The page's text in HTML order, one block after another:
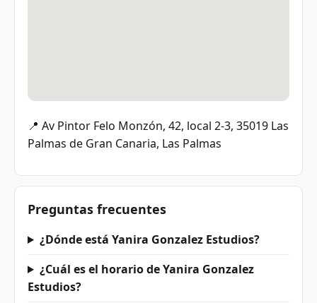
📍 Av Pintor Felo Monzón, 42, local 2-3, 35019 Las
Palmas de Gran Canaria, Las Palmas
Preguntas frecuentes
¿Dónde está Yanira Gonzalez Estudios?
¿Cuál es el horario de Yanira Gonzalez
Estudios?